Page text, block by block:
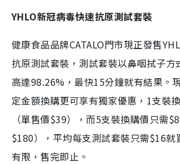
YHLO新冠病毒快速抗原測試套裝
健康食品品牌CATALO門市現正發售
抗原測試套裝，測試套裝以鼻咽拭子方
高達98.26%，最快15分鐘就有結果。
定金額換購更可享有獨家優惠，1支裝
（單售價$39），而5支裝換購價只需
$180），平均每支測試套裝只需$16就
有限，售完即止。